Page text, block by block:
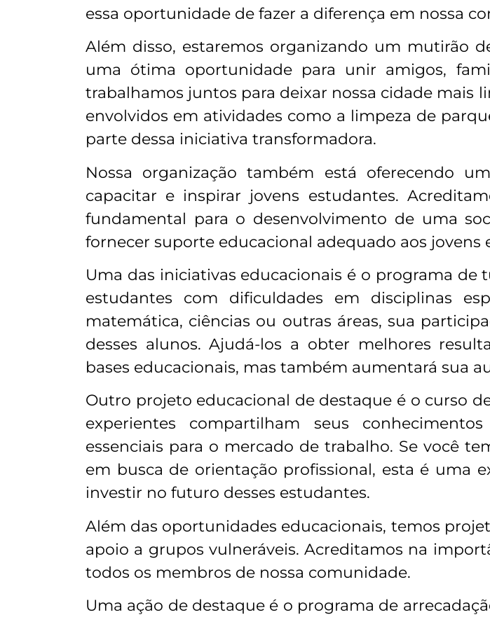
essa oportunidade de fazer a diferença em nossa
Além disso, estaremos organizando um mutirão
uma ótima oportunidade para unir amigos,
trabalhamos juntos para deixar nossa cidade mais
envolvidos em atividades como a limpeza de
parte dessa iniciativa transformadora.
Nossa organização também está oferecendo
capacitar e inspirar jovens estudantes.
fundamental para o desenvolvimento de uma
fornecer suporte educacional adequado aos jovens
Uma das iniciativas educacionais é o programa
estudantes com dificuldades em disciplinas
matemática, ciências ou outras áreas, sua
desses alunos. Ajudá-los a obter melhores
bases educacionais, mas também aumentará sua
Outro projeto educacional de destaque é o curso
experientes compartilham seus
essenciais para o mercado de trabalho. Se você
em busca de orientação profissional, esta é uma
investir no futuro desses estudantes.
Além das oportunidades educacionais, temos
apoio a grupos vulneráveis. Acreditamos na
todos os membros de nossa comunidade.
Uma ação de destaque é o programa de